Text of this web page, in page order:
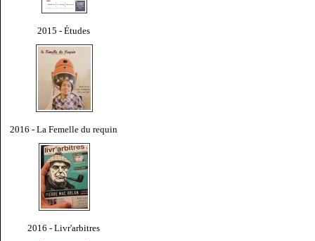
2015 - Études
2016 - La Femelle du requin
2016 - Livr'arbitres